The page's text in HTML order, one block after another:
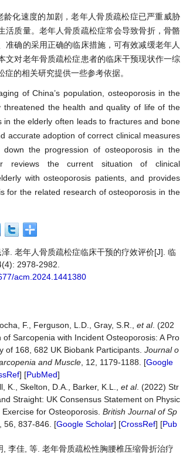
龄化速度的加剧，老年人骨质疏松症已严重威胁
活质量。老年人骨质疏松症常会导致骨折，骨骼
准确的采用正确的临床措施，可有效减缓老年人
文对老年骨质疏松症患者的临床干预现状作一综
症的相关研究提供一些参考依据。
of China’s population, osteoporosis in the
threatened the health and quality of life of the
in the elderly often leads to fractures and bone
accurate adoption of correct clinical measures
down the progression of osteoporosis in the
reviews the current situation of clinical
with osteoporosis patients, and provides
for the related research of osteoporosis in the
. 老年人骨质疏松症临床干预的疗效评价[J]. 临
2978-2982.
acm.2024.1441380
F., Ferguson, L.D., Gray, S.R., et al. (202
of Sarcopenia with Incident Osteoporosis: A Pro
of 168, 682 UK Biobank Participants. Journal o
and Muscle , 12, 1179-1188. [Google
] [PubMed]
K., Skelton, D.A., Barker, K.L., et al. (2022) Str
Straight: UK Consensus Statement on Physic
for Osteoporosis. British Journal of Sp
, 56, 837-846. [Google Scholar] [CrossRef] [Pub
, 李佳, 等. 老年骨质疏松性胸腰椎压缩骨折治疗